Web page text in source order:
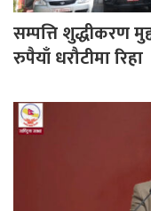
सम्पत्ति शुद्धीकरण
रुपैयाँ धरौटीमा रिहा